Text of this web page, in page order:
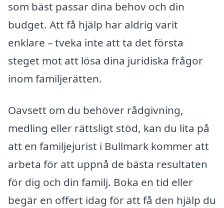
som bäst passar dina behov och din
budget. Att få hjälp har aldrig varit
enklare – tveka inte att ta det första
steget mot att lösa dina juridiska frågor
inom familjerätten.
Oavsett om du behöver rådgivning,
medling eller rättsligt stöd, kan du lita på
att en familjejurist i Bullmark kommer att
arbeta för att uppnå de bästa resultaten
för dig och din familj. Boka en tid eller
begär en offert idag för att få den hjälp du